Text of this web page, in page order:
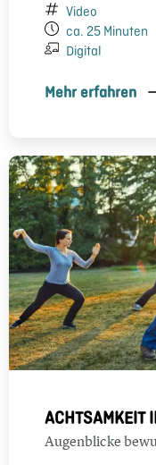
Video
ca. 25 Minuten
Digital
Mehr erfahren
ACHTSAMKEIT
Augenblicke